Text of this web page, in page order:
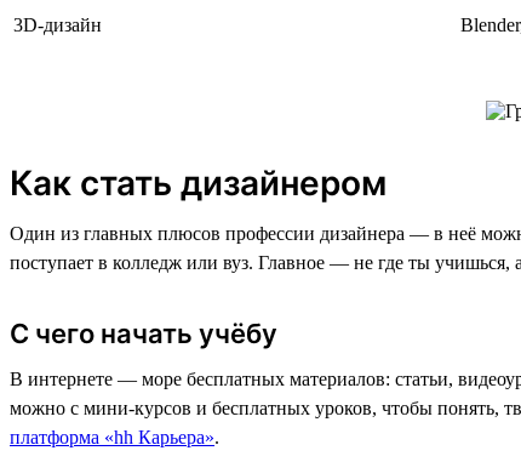
3D-дизайн
Как стать дизайнером
Один из главных плюсов профессии дизайнера — в неё
поступает в колледж или вуз. Главное — не где ты учишься,
С чего начать учёбу
В интернете — море бесплатных материалов: статьи,
можно с мини-курсов и бесплатных уроков, чтобы понять,
платформа «hh Карьера».